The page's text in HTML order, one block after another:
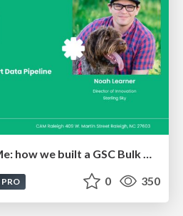
Noah Learner - AI + Me: how we built a GSC Bulk Export data pipeline
PRO 0 350